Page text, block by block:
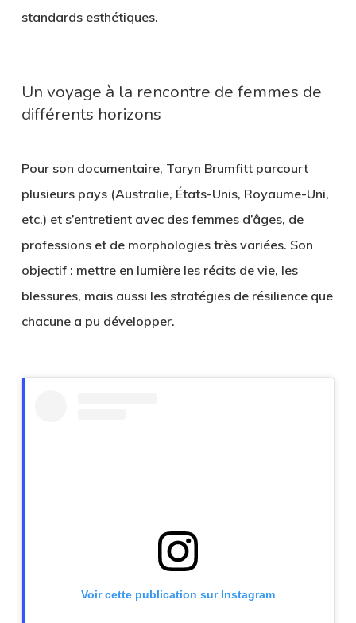
standards esthétiques.
Un voyage à la rencontre de femmes de
différents horizons
Pour son documentaire, Taryn Brumfitt parcourt
plusieurs pays (Australie, États-Unis, Royaume-Uni,
etc.) et s’entretient avec des femmes d’âges, de
professions et de morphologies très variées. Son
objectif : mettre en lumière les récits de vie, les
blessures, mais aussi les stratégies de résilience que
chacune a pu développer.
Voir cette publication sur Instagram